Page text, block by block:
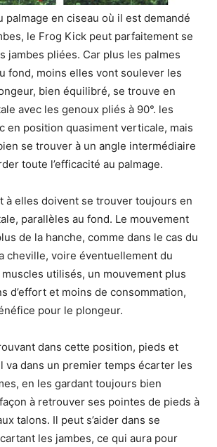
palmage en ciseau où il est demandé
le Frog Kick peut parfaitement se
jambes pliées. Car plus les palmes
fond, moins elles vont soulever les
bien équilibré, se trouve en
avec les genoux pliés à 90°. les
en position quasiment verticale, mais
se trouver à un angle intermédiaire
toute l’efficacité au palmage.
à elles doivent se trouver toujours en
parallèles au fond. Le mouvement
de la hanche, comme dans le cas du
cheville, voire éventuellement du
utilisés, un mouvement plus
d’effort et moins de consommation,
pour le plongeur.
dans cette position, pieds et
va dans un premier temps écarter les
en les gardant toujours bien
à retrouver ses pointes de pieds à
talons. Il peut s’aider dans se
les jambes, ce qui aura pour